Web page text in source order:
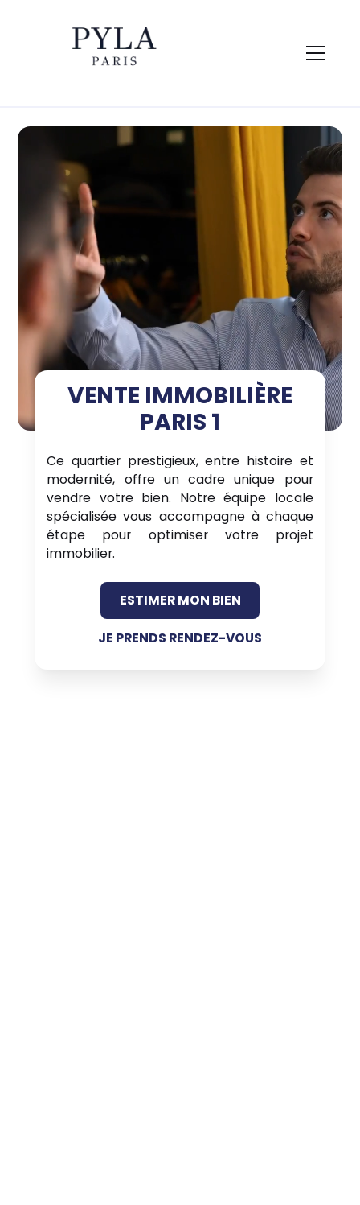
VENTE IMMOBILIÈRE
PARIS 1
Ce quartier prestigieux, entre histoire et
modernité, offre un cadre unique pour
vendre votre bien. Notre équipe locale
spécialisée vous accompagne à chaque
étape pour optimiser votre projet
immobilier.
ESTIMER MON BIEN
JE PRENDS RENDEZ-VOUS